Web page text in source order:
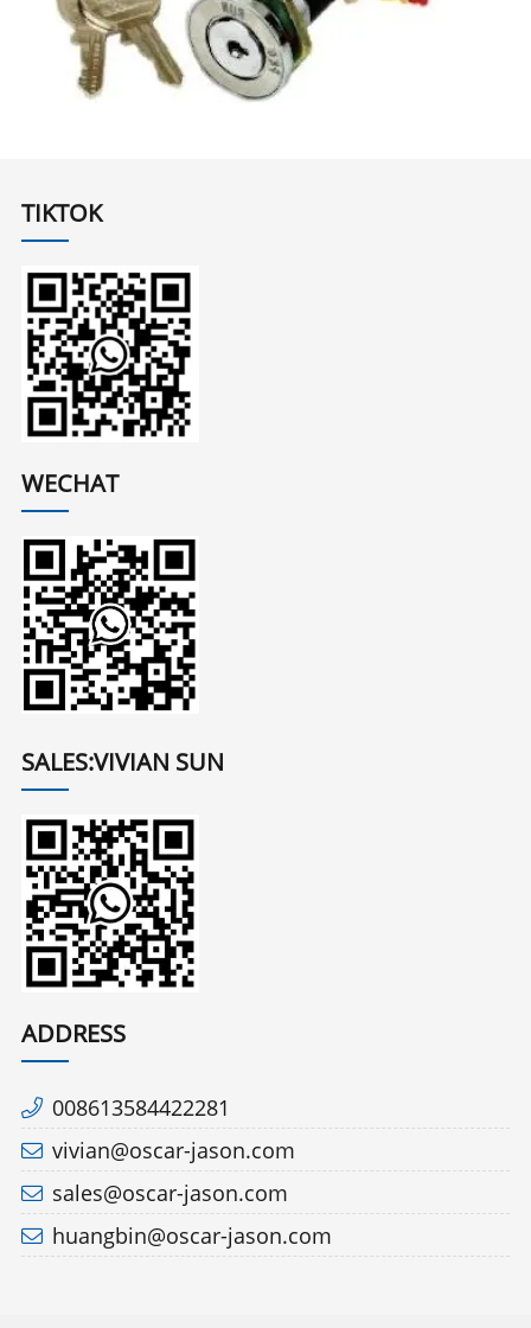
TIKTOK
WECHAT
SALES:VIVIAN SUN
ADDRESS
008613584422281
vivian@oscar-jason.com
sales@oscar-jason.com
huangbin@oscar-jason.com